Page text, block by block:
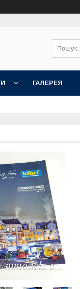
ГАЛЕРЕЯ